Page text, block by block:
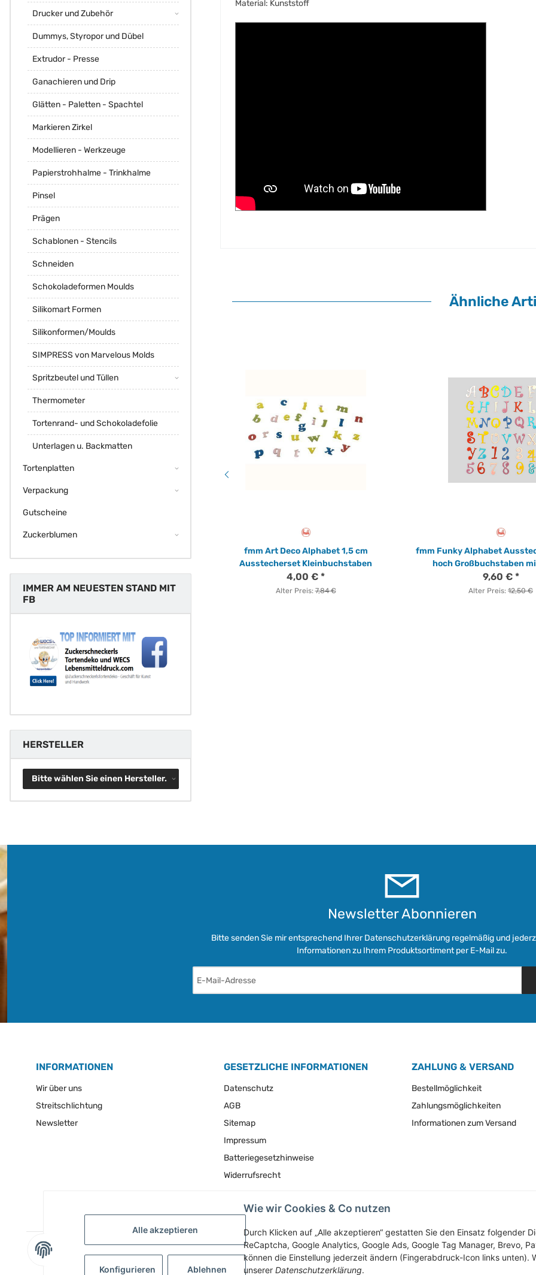
Alle akzeptieren
Konfigurieren Ablehnen
Wie wir Cookies & Co nutzen
Durch Klicken auf „Alle akzeptieren“ gestatten Sie den Einsatz folgender
ReCaptcha, Google Analytics, Google Ads, Google Tag Manager, Brevo,
können die Einstellung jederzeit ändern (Fingerabdruck-Icon links unten).
unserer Datenschutzerklärung.
Material: Kunststoff
Ähnliche
7,90 €*
121,54 € pro 1 kg
fmm Art Deco Alphabet 1,5 cm
Ausstecherset Kleinbuchstaben
4,00 € *
Alter Preis:7,84 €
fmm Funky Alphabet
hoch Großbuchstaben
9,60 € *
Alter Preis: 12,50 €
Drucker und Zubehör
Dummys, Styropor und Dübel
Extrudor - Presse
Ganachieren und Drip
Glätten - Paletten - Spachtel
Markieren Zirkel
Modellieren - Werkzeuge
Papierstrohhalme - Trinkhalme
Pinsel
Prägen
Schablonen - Stencils
Schneiden
Schokoladeformen Moulds
Silikomart Formen
Silikonformen/Moulds
SIMPRESS von Marvelous Molds
Spritzbeutel und Tüllen
Thermometer
Tortenrand- und Schokoladefolie
Unterlagen u. Backmatten
Tortenplatten
Verpackung
Gutscheine
Zuckerblumen
IMMER AM NEUESTEN STAND MIT
FB
HERSTELLER
Bitte wählen Sie einen Hersteller.
Newsletter Abonnieren
Bitte senden Sie mir entsprechend IhrerDatenschutzerklärung regelmäßig und
Informationen zu Ihrem Produktsortiment per E-Mail zu.
INFORMATIONEN
Wir über uns
Streitschlichtung
Newsletter
GESETZLICHE INFORMATIONEN
Datenschutz
AGB
Sitemap
Impressum
Batteriegesetzhinweise
Widerrufsrecht
ZAHLUNG & VERSAND
Bestellmöglichkeit
Zahlungsmöglichkeiten
Informationen zum Versand
Vertrag widerrufen
* Alle Preise inkl. gesetzlicher USt., zzgl.Versand
Service-Hotline +43-7758-30410